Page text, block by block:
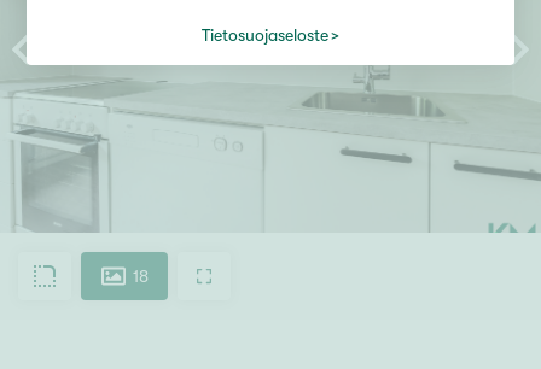
18
Tietosuojaseloste